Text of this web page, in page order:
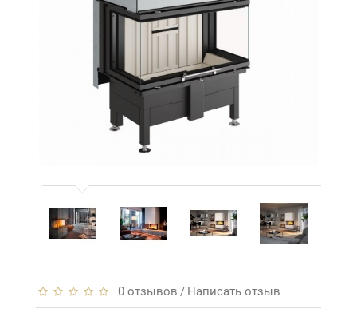
0 отзывов / Написать отзыв